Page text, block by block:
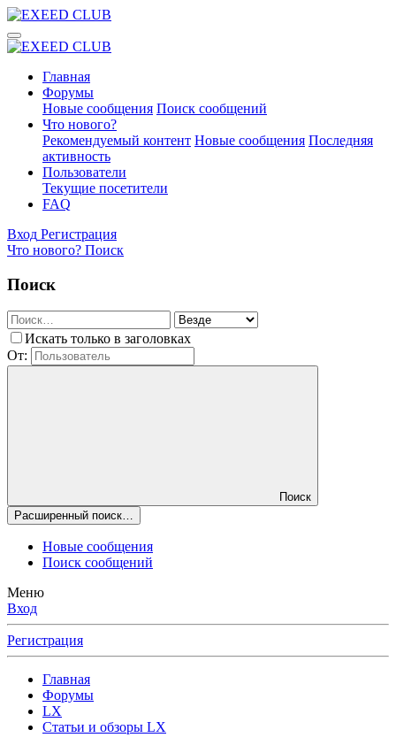
Главная
Форумы
Новые сообщения Поиск сообщений
Что нового?
Рекомендуемый контент Новые сообщения Последняя
активность
Пользователи
Текущие посетители
FAQ
Вход Регистрация
Что нового? Поиск
Поиск
Искать только в заголовках
От:
Поиск
Расширенный поиск…
Новые сообщения
Поиск сообщений
Меню
Вход
Регистрация
Главная
Форумы
LX
Статьи и обзоры LX